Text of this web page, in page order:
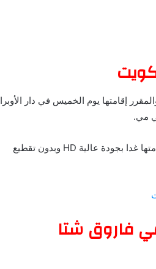
إقامتها يوم الخميس في دار الأوبرا
مي.
ونوفر في موقع كورة وفن مشاهدة حفلة مي فاروق شتا الكويت والمقرر إقامتها غدا بجودة عالية HD وبدون تقطيع
فاروق شتا